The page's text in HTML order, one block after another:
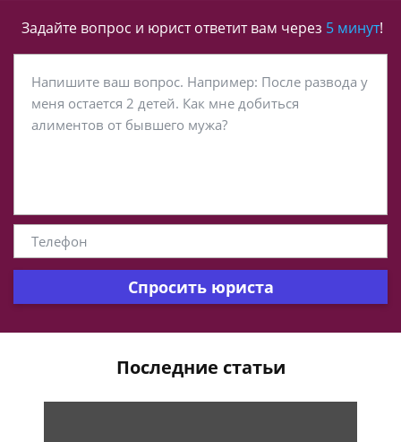
Задайте вопрос и юрист ответит вам через 5 минут!
Спросить юриста
Последние статьи